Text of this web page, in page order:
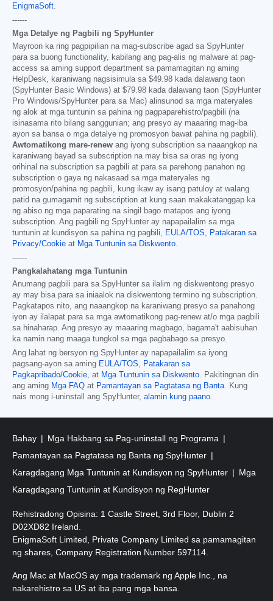
EnigmaSoft
------
Mga Detalye ng Pagbili ng SpyHunter
Mayroon ka ring pagpipilian na mag-subscribe agad sa SpyHunter
para sa buong functionality, kabilang ang pag-alis ng malware at pag-
access sa aming support department sa pamamagitan ng aming
HelpDesk, karaniwang nagsisimula sa $49.98 kada dalawang taon
(SpyHunter Basic Windows) at $79.98 kada dalawang taon (SpyHunter
Pro Windows/SpyHunter para sa Mac) alinsunod sa mga materyales
ng alok at mga tuntunin sa pahina ng pagpaparehistro/pagbili (na
isinasama rito bilang sanggunian; ang presyo ay maaaring mag-iba
ayon sa bansa o mga detalye ng promosyon bawat pahina ng pagbili).
Awtomatikong mare-renew ang iyong subscription sa naaangkop na
karaniwang bayad sa subscription na may bisa sa oras ng iyong
orihinal na subscription sa pagbili at para sa parehong panahon ng
subscription o gaya ng nakasaad sa mga materyales ng
promosyon/pahina ng pagbili, kung ikaw ay isang patuloy at walang
patid na gumagamit ng subscription at kung saan makakatanggap ka
ng abiso ng mga paparating na singil bago matapos ang iyong
subscription. Ang pagbili ng SpyHunter ay napapailalim sa mga
tuntunin at kundisyon sa pahina ng pagbili,
EULA/TOS
Patakaran sa
Privacy/Cookie at Mga Tuntunin sa Diskwento
------
Pangkalahatang mga Tuntunin
Anumang pagbili para sa SpyHunter sa ilalim ng diskwentong presyo
ay may bisa para sa iniaalok na diskwentong termino ng subscription.
Pagkatapos nito, ang naaangkop na karaniwang presyo sa panahong
iyon ay ilalapat para sa mga awtomatikong pag-renew at/o mga pagbili
sa hinaharap. Ang presyo ay maaaring magbago, bagama't aabisuhan
ka namin nang maaga tungkol sa mga pagbabago sa presyo.
Ang lahat ng bersyon ng SpyHunter ay napapailalim sa iyong
pagsang-ayon sa aming EULA/TOS
Patakaran sa
Pagkapribado/Cookie , at Mga Tuntunin sa Diskwento . Pakitingnan din
ang aming Mga FAQ at Pamantayan sa Pagtatasa ng Banta . Kung
nais mong i-uninstall ang SpyHunter, alamin kung paano
Bahay
Mga Hakbang sa Pag-uninstall ng Programa
Pamantayan sa Pagtatasa ng Banta ng SpyHunter
Karagdagang Mga Tuntunin at Kundisyon ng SpyHunter
Mga
Karagdagang Tuntunin at Kundisyon ng RegHunter
Rehistradong Opisina: 1 Castle Street, 3rd Floor, Dublin 2
D02XD82 Ireland.
EnigmaSoft Limited, Private Company Limited sa pamamagitan
ng shares, Company Registration Number 597114.
Ang Mac at MacOS ay mga trademark ng Apple Inc., na
nakarehistro sa US at iba pang mga bansa.